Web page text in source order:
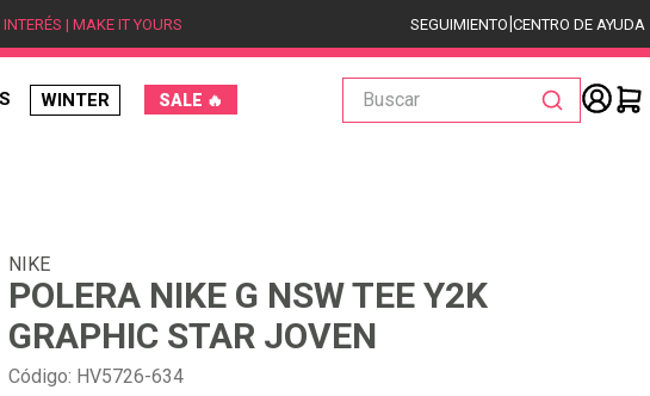
| MAKE IT YOURS SEGUIMIENTO|CENTRO DE AYUDA
WINTER SALE 🔥
Buscar
NIKE
POLERA NIKE G NSW TEE Y2K
GRAPHIC STAR JOVEN
Código: HV5726-634